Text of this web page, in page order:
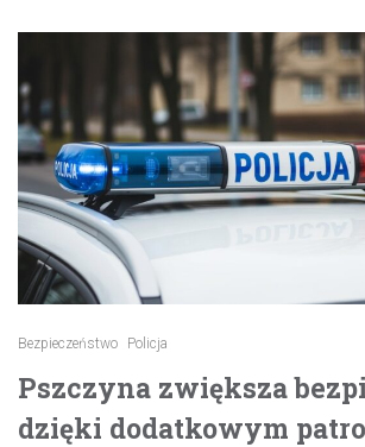
Bezpieczeństwo Policja
Pszczyna zwiększa
dzięki dodatkowym